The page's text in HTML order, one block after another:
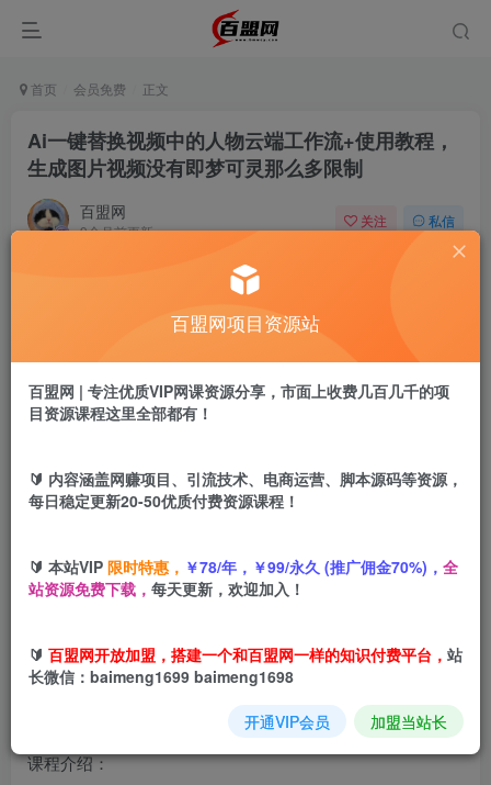
首页 会员免费 正文
Ai一键替换视频中的人物云端工作流+使用教程，
生成图片视频没有即梦可灵那么多限制
百盟网
9个月前更新
关注 私信
盟币9.9
立即购买
Ai一键替换视频中的人物云端工作流+使用教程，生成图片
课程介绍：
百盟网项目资源站
百盟网 | 专注优质VIP网课资源分享，市面上收费几百几千的项
目资源课程这里全部都有！
🔰 内容涵盖网赚项目、引流技术、电商运营、脚本源码等资源，
每日稳定更新20-50优质付费资源课程！
🔰 本站VIP 限时特惠， ￥78/年，￥99/永久 (推广佣金70%)， 全
站资源免费下载， 每天更新，欢迎加入！
🔰 百盟网开放加盟，搭建一个和百盟网一样的知识付费平台， 站
长微信：baimeng1699 baimeng1698
开通VIP会员 加盟当站长